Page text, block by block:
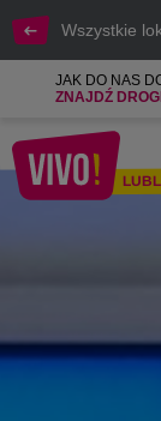
Wszystkie
JAK DO NAS
ZNAJDŹ
Pepco - więcej za